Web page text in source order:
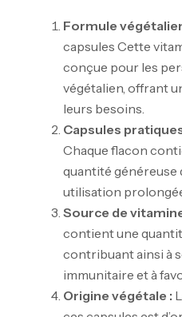
Formule
capsules Cette
conçue pour les
végétalien, offrant
leurs besoins.
Capsules
Chaque flacon
quantité généreuse
utilisation
Source de
contient une
contribuant ainsi à
immunitaire et à
Origine végétale :